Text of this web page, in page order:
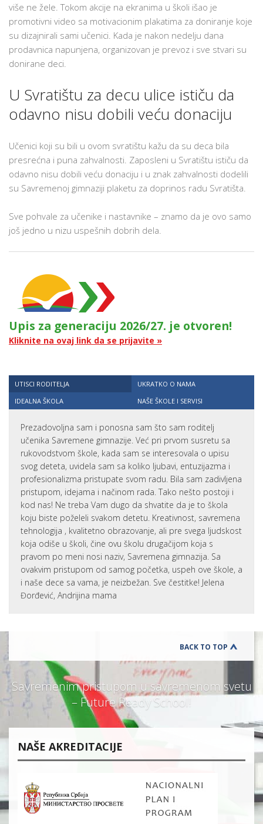
više ne žele. Tokom akcije na ekranima u školi išao je
promotivni video sa motivacionim plakatima za doniranje koje
su dizajnirali sami učenici. Kada je nakon nedelju dana
prodavnica napunjena, organizovan je prevoz i sve stvari su
donirane deci.
U Svratištu za decu ulice ističu da
odavno nisu dobili veću donaciju
Učenici koji su bili u ovom svratištu kažu da su deca bila
presrećna i puna zahvalnosti. Zaposleni u Svratištu ističu da
odavno nisu dobili veću donaciju i u znak zahvalnosti dodelili
su Savremenoj gimnaziji plaketu za doprinos radu Svratišta.
Sve pohvale za učenike i nastavnike – znamo da je ovo samo
još jedno u nizu uspešnih dobrih dela.
Upis za generaciju 2026/27. je otvoren!
Kliknite na ovaj link da se prijavite »
UTISCI RODITELJA
UKRATKO O NAMA
IDEALNA ŠKOLA
NAŠE ŠKOLE I SERVISI
Prezadovoljna sam i ponosna sam što sam roditelj
učenika Savremene gimnazije. Već pri prvom susretu sa
rukovodstvom škole, kada sam se interesovala o upisu
svog deteta, uvidela sam sa koliko ljubavi, entuzijazma i
profesionalizma pristupate svom radu. Bila sam zadivljena
pristupom, idejama i načinom rada. Tako nešto postoji i
kod nas! Ne treba Vam dugo da shvatite da je to škola
koju biste poželeli svakom detetu. Kreativnost, savremena
tehnologija , kvalitetno obrazovanje, ali pre svega ljudskost
koja odiše u školi, čine ovu školu drugačijom koja s
pravom po meni nosi naziv, Savremena gimnazija. Sa
ovakvim pristupom od samog početka, uspeh ove škole, a
i naše dece sa vama, je neizbežan. Sve čestitke! Jelena
Đorđević, Andrijina mama
BACK TO TOP
Savremenim pristupom u savremenom svetu
– Future Ready School!
NAŠE AKREDITACIJE